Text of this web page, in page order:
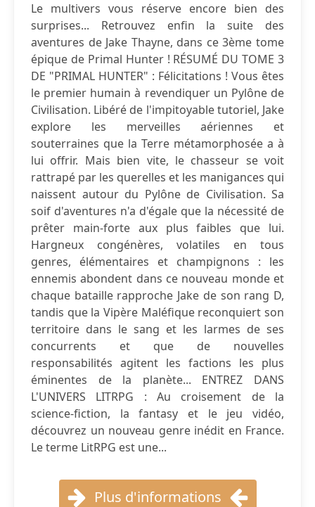
Le multivers vous réserve encore bien des
surprises... Retrouvez enfin la suite des
aventures de Jake Thayne, dans ce 3ème tome
épique de Primal Hunter ! RÉSUMÉ DU TOME 3
DE "PRIMAL HUNTER" : Félicitations ! Vous êtes
le premier humain à revendiquer un Pylône de
Civilisation. Libéré de l'impitoyable tutoriel, Jake
explore les merveilles aériennes et
souterraines que la Terre métamorphosée a à
lui offrir. Mais bien vite, le chasseur se voit
rattrapé par les querelles et les manigances qui
naissent autour du Pylône de Civilisation. Sa
soif d'aventures n'a d'égale que la nécessité de
prêter main-forte aux plus faibles que lui.
Hargneux congénères, volatiles en tous
genres, élémentaires et champignons : les
ennemis abondent dans ce nouveau monde et
chaque bataille rapproche Jake de son rang D,
tandis que la Vipère Maléfique reconquiert son
territoire dans le sang et les larmes de ses
concurrents et que de nouvelles
responsabilités agitent les factions les plus
éminentes de la planète... ENTREZ DANS
L'UNIVERS LITRPG : Au croisement de la
science-fiction, la fantasy et le jeu vidéo,
découvrez un nouveau genre inédit en France.
Le terme LitRPG est une...
Plus d'informations